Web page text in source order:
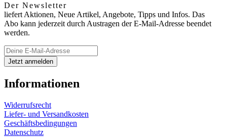
Der Newsletter
liefert Aktionen, Neue Artikel, Angebote, Tipps und Infos. Das
Abo kann jederzeit durch Austragen der E-Mail-Adresse beendet
werden.
Informationen
Widerrufsrecht
Liefer- und Versandkosten
Geschäftsbedingungen
Datenschutz